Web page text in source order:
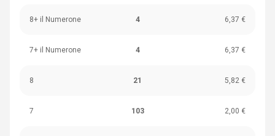
8+ il Numerone 4 6,37 €
7+ il Numerone 4 6,37 €
8 21 5,82 €
7 103 2,00 €